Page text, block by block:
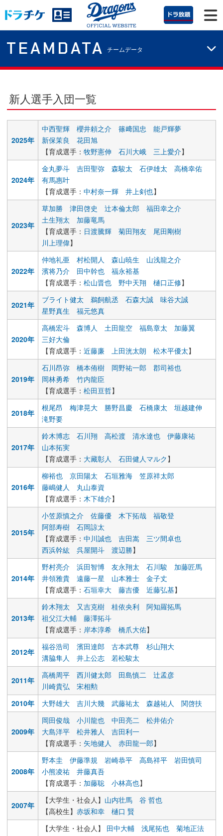
TEAMDATA チームデータ
新人選手入団一覧
2025年
中西聖輝 櫻井頼之介 篠﨑国忠
能戸輝夢
新保茉良
花田旭
【育成選手： 牧野憲伸 石川大峨 三上愛介】
2024年
金丸夢斗 吉田聖弥 森駿太 石伊雄太
高橋幸佑
有馬惠叶
【育成選手： 中村奈一輝 井上剣也】
2023年
草加勝 津田啓史 辻本倫太郎
福田幸之介
土生翔太
加藤竜馬
【育成選手： 日渡騰輝 菊田翔友
尾田剛樹
川上理偉】
2022年
仲地礼亜 村松開人 森山暁生
山浅龍之介
濱将乃介
田中幹也
福永裕基
【育成選手： 松山晋也 野中天翔 樋口正修】
2021年
ブライト健太 鵜飼航丞 石森大誠
味谷大誠
星野真生
福元悠真
2020年
高橋宏斗 森博人 土田龍空 福島章太
加藤翼
三好大倫
【育成選手： 近藤廉 上田洸太朗 松木平優太】
2019年
石川昂弥 橋本侑樹 岡野祐一郎
郡司裕也
岡林勇希
竹内龍臣
【育成選手： 松田亘哲】
2018年
根尾昂 梅津晃大 勝野昌慶 石橋康太
垣越建伸
滝野要
2017年
鈴木博志 石川翔 高松渡 清水達也
伊藤康祐
山本拓実
【育成選手： 大藏彰人 石田健人マルク 】
2016年
柳裕也 京田陽太 石垣雅海
笠原祥太郎
藤嶋健人
丸山泰資
【育成選手： 木下雄介】
2015年
小笠原慎之介 佐藤優 木下拓哉
福敬登
阿部寿樹
石岡諒太
【育成選手： 中川誠也 吉田嵩
三ツ間卓也
西浜幹紘
呉屋開斗 渡辺勝】
2014年
野村亮介 浜田智博 友永翔太 石川駿
加藤匠馬
井領雅貴
遠藤一星 山本雅士
金子丈
【育成選手： 石垣幸大 藤吉優 近藤弘基】
2013年
鈴木翔太 又吉克樹 桂依央利
阿知羅拓馬
祖父江大輔
藤澤拓斗
【育成選手： 岸本淳希 橋爪大佑】
2012年
福谷浩司 濱田達郎 古本武尊
杉山翔大
溝脇隼人
井上公志 若松駿太
2011年
高橋周平 西川健太郎 田島慎二
辻孟彦
川崎貴弘
宋相勲
2010年
大野雄大 吉川大幾 武藤祐太 森越祐人 関啓扶
2009年
岡田俊哉 小川龍也 中田亮二
松井佑介
大島洋平
松井雅人
吉田利一
【育成選手： 矢地健人 赤田龍一郎】
2008年
野本圭 伊藤準規 岩崎恭平 高島祥平
岩田慎司
小熊凌祐
井藤真吾
【育成選手： 加藤聡 小林高也】
2007年
【大学生・社会人】 山内壮馬
谷 哲也
【高校生】 赤坂和幸 樋口 賢
【大学生・社会人】 田中大輔 浅尾拓也
菊地正法